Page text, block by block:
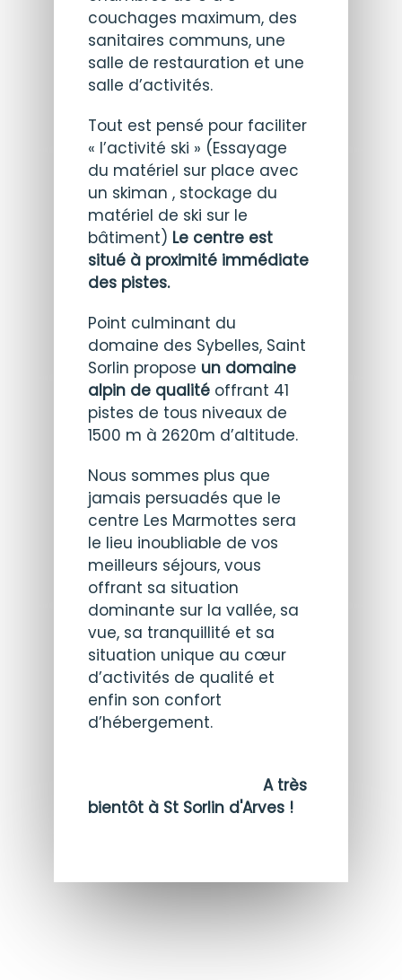
couchages maximum, des
sanitaires communs, une
salle de restauration et une
salle d’activités.
Tout est pensé pour faciliter
« l’activité ski » (Essayage
du matériel sur place avec
un skiman , stockage du
matériel de ski sur le
bâtiment) Le centre est
situé à proximité immédiate
des pistes.
Point culminant du
domaine des Sybelles, Saint
Sorlin propose un domaine
alpin de qualitéoffrant 41
pistes de tous niveaux de
1500 m à 2620m d’altitude.
Nous sommes plus que
jamais persuadés que le
centre Les Marmottes sera
le lieu inoubliable de vos
meilleurs séjours, vous
offrant sa situation
dominante sur la vallée, sa
vue, sa tranquillité et sa
situation unique au cœur
d’activités de qualité et
enfin son confort
d’hébergement.
A très
bientôt à St Sorlin d'Arves !